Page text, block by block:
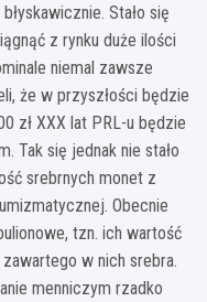
Stało się
z rynku duże ilości
niemal zawsze
że w przyszłości będzie
zł XXX lat PRL-u będzie
Tak się jednak nie stało
srebrnych monet z
Obecnie
tzn. ich wartość
w nich srebra.
menniczym rzadko